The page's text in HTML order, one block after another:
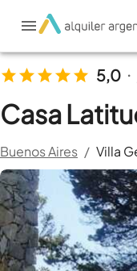
5,0 •
Casa
Buenos Aires / Villa